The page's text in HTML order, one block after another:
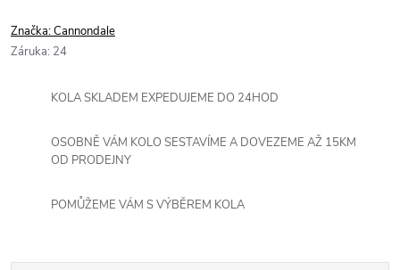
Značka:Cannondale
Záruka: 24
KOLA SKLADEM EXPEDUJEME DO 24HOD
OSOBNĚ VÁM KOLO SESTAVÍME A DOVEZEME AŽ 15KM
OD PRODEJNY
POMŮŽEME VÁM S VÝBĚREM KOLA